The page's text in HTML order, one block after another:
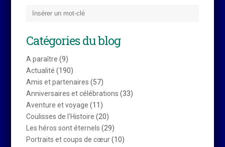
Catégories du blog
A paraître (9)
Actualité (190)
Amis et partenaires (57)
Anniversaires et célébrations (33)
Aventure et voyage (11)
Coulisses de l’Histoire (20)
Les héros sont éternels (29)
Portraits et coups de cœur(10)